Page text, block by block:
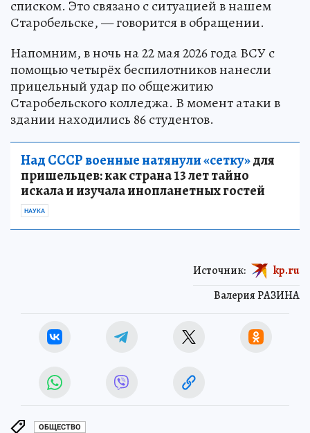
списком. Это связано с ситуацией в нашем
Старобельске, — говорится в обращении.
Напомним, в ночь на 22 мая 2026 года ВСУ с
помощью четырёх беспилотников нанесли
прицельный удар по общежитию
Старобельского колледжа. В момент атаки в
здании находились 86 студентов.
Над СССР военные натянули «сетку»для
пришельцев: как страна 13 лет тайно
искала и изучала инопланетных гостей
НАУКА
Валерия РАЗИНА
Источник: kp.ru
ОБЩЕСТВО